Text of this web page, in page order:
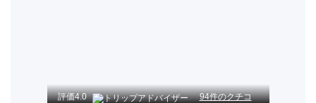
評価4.0
94件のクチコ